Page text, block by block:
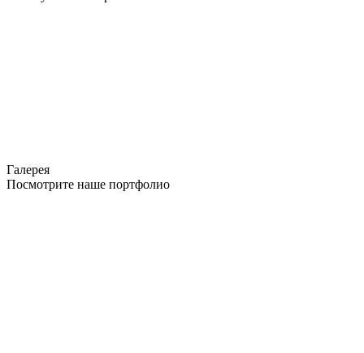
Галерея
Посмотрите наше портфолио